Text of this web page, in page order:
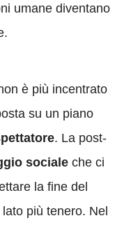
umane diventano
è più incentrato
su un piano
. La post-
sociale che ci
la fine del
più tenero. Nel